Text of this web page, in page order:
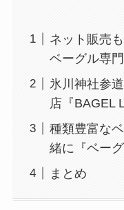
ネット販売
ベーグル専
氷川神社参
店『BAGEL
種類豊富な
緒に『ベー
まとめ